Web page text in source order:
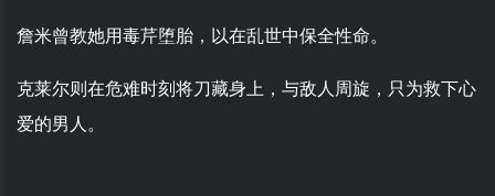
詹米曾教她用毒芹堕胎，以在乱世中保全性命。
克莱尔则在危难时刻将刀藏身上，与敌人周旋，只为救下心
爱的男人。